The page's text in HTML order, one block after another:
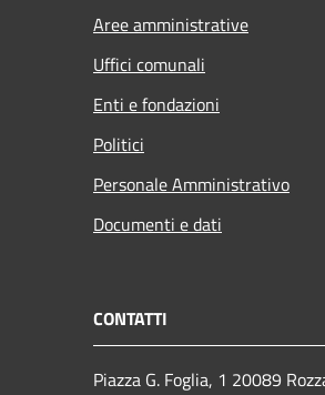
Aree amministrative
Uffici comunali
Enti e fondazioni
Politici
Personale Amministrativo
Documenti e dati
CONTATTI
Piazza G. Foglia, 1 20089